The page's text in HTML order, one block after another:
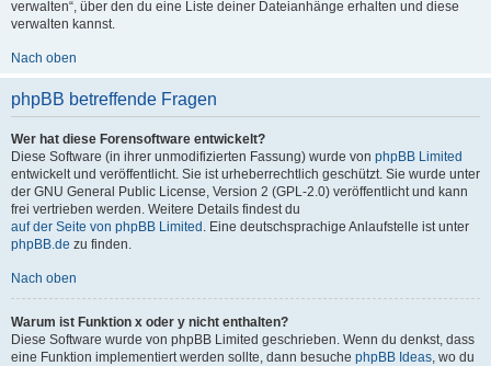
verwalten“, über den du eine Liste deiner Dateianhänge erhalten und diese
verwalten kannst.
Nach oben
phpBB betreffende Fragen
Wer hat diese Forensoftware entwickelt?
Diese Software (in ihrer unmodifizierten Fassung) wurde von phpBB Limited
entwickelt und veröffentlicht. Sie ist urheberrechtlich geschützt. Sie wurde unter
der GNU General Public License, Version 2 (GPL-2.0) veröffentlicht und kann
frei vertrieben werden. Weitere Details findest du
auf der Seite von phpBB Limited . Eine deutschsprachige Anlaufstelle ist unter
phpBB.de zu finden.
Nach oben
Warum ist Funktion x oder y nicht enthalten?
Diese Software wurde von phpBB Limited geschrieben. Wenn du denkst, dass
eine Funktion implementiert werden sollte, dann besuche phpBB Ideas, wo du